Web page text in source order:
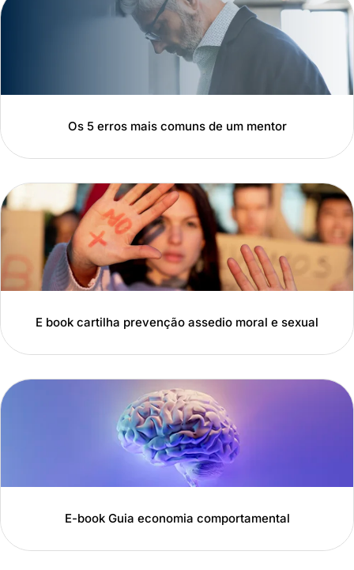
Os 5 erros mais comuns de um mentor
E book cartilha prevenção assedio moral e sexual
E-book Guia economia comportamental